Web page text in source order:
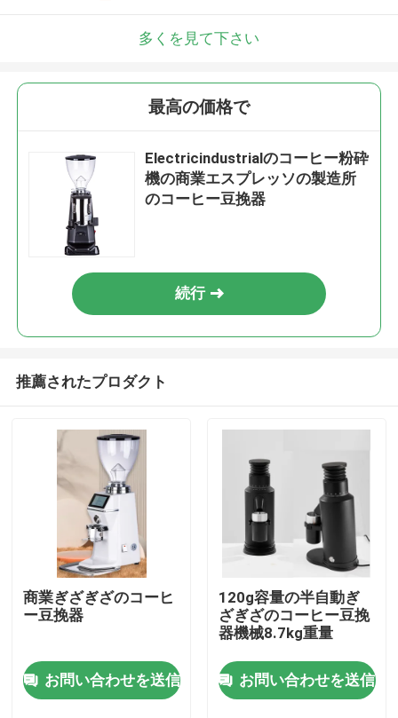
家
多くを見て下さい
最高の価格で
Electricindustrialのコーヒー粉砕
機の商業エスプレッソの製造所
のコーヒー豆挽器
続行
推薦されたプロダクト
商業ぎざぎざのコーヒ
ー豆挽器
お問い合わせを送信
120g容量の半自動ぎ
ざぎざのコーヒー豆挽
器機械8.7kg重量
お問い合わせを送信